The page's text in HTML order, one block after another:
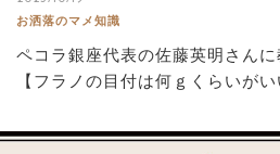
お洒落のマメ知識
ペコラ銀座代表の佐藤英明さん
【フラノの目付は何ｇくらいがい